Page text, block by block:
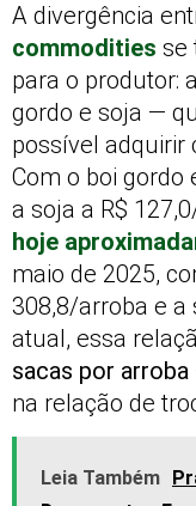
A divergência
commodities se
para o produtor:
gordo e soja —
possível adquirir
Com o boi gordo
a soja a R$
hoje
maio de 2025,
308,8/arroba e a
atual, essa
sacas por arroba
na relação de
Leia Também